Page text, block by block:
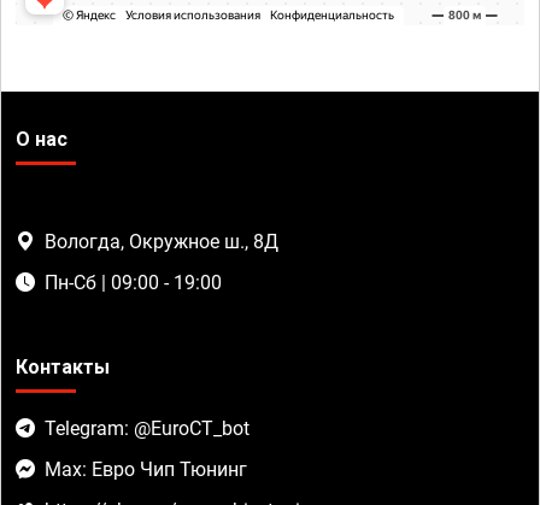
О нас
Вологда, Окружное ш., 8Д
Пн-Сб | 09:00 - 19:00
Контакты
Telegram: @EuroCT_bot
Max: Евро Чип Тюнинг